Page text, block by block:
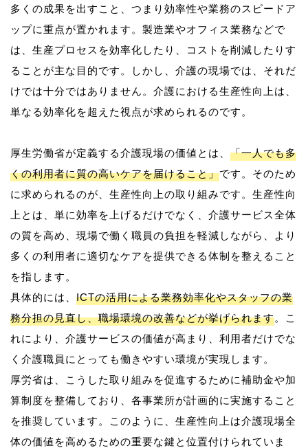
多くの成果を出すこと、つまり効率性や業務のスピードア
ップに重点が置かれます。製造業やオフィス業務などで
は、生産プロセスを効率化したり、コストを削減したりす
ることが主な目的です。しかし、介護の現場では、それだ
けでは十分ではありません。介護における生産性向上は、
単なる効率化を超えた視点が求められるのです。
厚生労働省が定義する介護現場の価値とは、 「一人でも多
くの利用者に質の高いケアを届けること」です。そのため
に求められるのが、生産性向上の取り組みです。生産性向
上とは、単に効率を上げるだけでなく、介護サービス全体
の質を高め、現場で働く職員の負担を軽減しながら、より
多くの利用者に適切なケアを提供できる体制を整えること
を指します。
具体的には、 ICTの活用による業務効率化やスタッフの業
務分担の見直し、職場環境の改善などが挙げられます。こ
れにより、介護サービスの価値が高まり、利用者だけでな
く介護職員にとっても働きやすい環境が実現します。
厚労省は、こうした取り組みを促進するために補助金や加
算制度を整備しており、各事業所が計画的に実施すること
を推奨しています。このように、生産性向上は介護現場全
体の価値を高めるための重要な鍵と位置付けられていま